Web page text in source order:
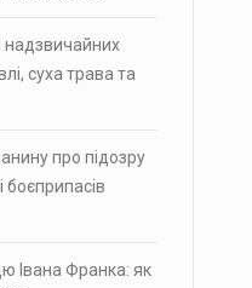
надзвичайних
суха трава та
про підозру
боєприпасів
Івана Франка: як